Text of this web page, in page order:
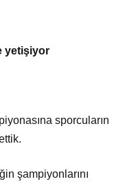
yetişiyor
sporcuların
şampiyonlarını